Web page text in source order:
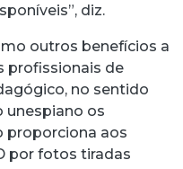
diz.
outros benefícios a
profissionais de
no sentido
unespiano os
proporciona aos
por fotos tiradas